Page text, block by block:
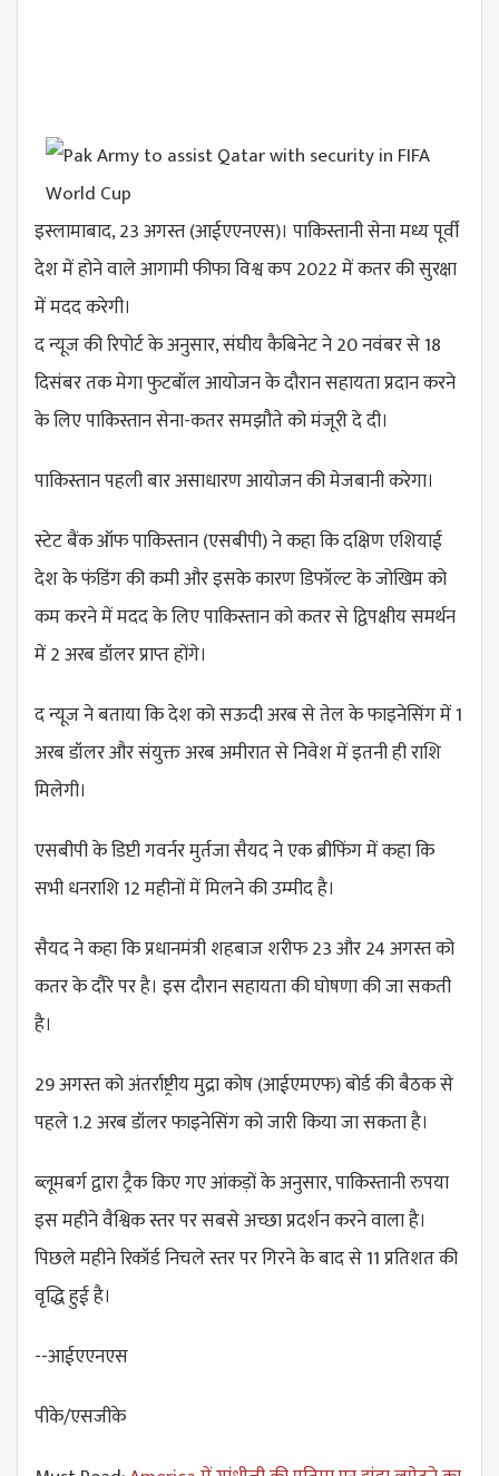
इस्लामाबाद, 23 अगस्त (आईएएनएस)। पाकिस्तानी सेना मध्य पूर्वी
देश में होने वाले आगामी फीफा विश्व कप 2022 में कतर की सुरक्षा
में मदद करेगी।
द न्यूज की रिपोर्ट के अनुसार, संघीय कैबिनेट ने 20 नवंबर से 18
दिसंबर तक मेगा फुटबॉल आयोजन के दौरान सहायता प्रदान करने
के लिए पाकिस्तान सेना-कतर समझौते को मंजूरी दे दी।
पाकिस्तान पहली बार असाधारण आयोजन की मेजबानी करेगा।
स्टेट बैंक ऑफ पाकिस्तान (एसबीपी) ने कहा कि दक्षिण एशियाई
देश के फंडिंग की कमी और इसके कारण डिफॉल्ट के जोखिम को
कम करने में मदद के लिए पाकिस्तान को कतर से द्विपक्षीय समर्थन
में 2 अरब डॉलर प्राप्त होंगे।
द न्यूज ने बताया कि देश को सऊदी अरब से तेल के फाइनेसिंग में 1
अरब डॉलर और संयुक्त अरब अमीरात से निवेश में इतनी ही राशि
मिलेगी।
एसबीपी के डिप्टी गवर्नर मुर्तजा सैयद ने एक ब्रीफिंग में कहा कि
सभी धनराशि 12 महीनों में मिलने की उम्मीद है।
सैयद ने कहा कि प्रधानमंत्री शहबाज शरीफ 23 और 24 अगस्त को
कतर के दौरे पर है। इस दौरान सहायता की घोषणा की जा सकती
है।
29 अगस्त को अंतर्राष्ट्रीय मुद्रा कोष (आईएमएफ) बोर्ड की बैठक से
पहले 1.2 अरब डॉलर फाइनेसिंग को जारी किया जा सकता है।
ब्लूमबर्ग द्वारा ट्रैक किए गए आंकड़ों के अनुसार, पाकिस्तानी रुपया
इस महीने वैश्विक स्तर पर सबसे अच्छा प्रदर्शन करने वाला है।
पिछले महीने रिकॉर्ड निचले स्तर पर गिरने के बाद से 11 प्रतिशत की
वृद्धि हुई है।
--आईएएनएस
पीके/एसजीके